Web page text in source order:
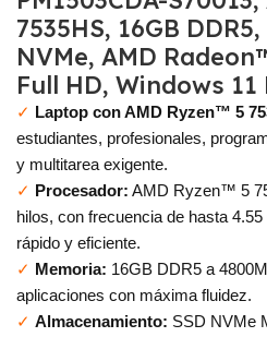
7535HS, 16GB
NVMe, AMD
Full HD, Windows
✓ Laptop con AMD Ryzen™ 5
estudiantes, profesionales,
y multitarea exigente.
✓ Procesador: AMD Ryzen™ 5
hilos, con frecuencia de hasta
rápido y eficiente.
✓ Memoria: 16GB DDR5 a
aplicaciones con máxima fluidez.
✓ Almacenamiento: SSD NVMe